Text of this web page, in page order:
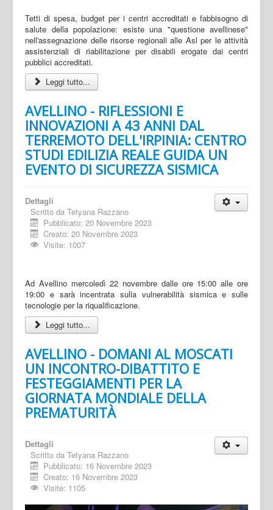
Tetti di spesa, budget per i centri accreditati e fabbisogno di
salute della popolazione: esiste una "questione avellinese"
nell'assegnazione delle risorse regionali alle Asl per le attività
assistenziali di riabilitazione per disabili erogate dai centri
pubblici accreditati.
Leggi tutto...
AVELLINO - RIFLESSIONI E
INNOVAZIONI A 43 ANNI DAL
TERREMOTO DELL'IRPINIA: CENTRO
STUDI EDILIZIA REALE GUIDA UN
EVENTO DI SICUREZZA SISMICA
Dettagli
Scritto da Tetyana Razzano
Pubblicato: 20 Novembre 2023
Creato: 20 Novembre 2023
Visite: 1007
Ad Avellino mercoledì 22 novembre dalle ore 15:00 alle ore
19:00 e sarà incentrata sulla vulnerabilità sismica e sulle
tecnologie per la riqualificazione.
Leggi tutto...
AVELLINO - DOMANI AL MOSCATI
UN INCONTRO-DIBATTITO E
FESTEGGIAMENTI PER LA
GIORNATA MONDIALE DELLA
PREMATURITÀ
Dettagli
Scritto da Tetyana Razzano
Pubblicato: 16 Novembre 2023
Creato: 16 Novembre 2023
Visite: 1105